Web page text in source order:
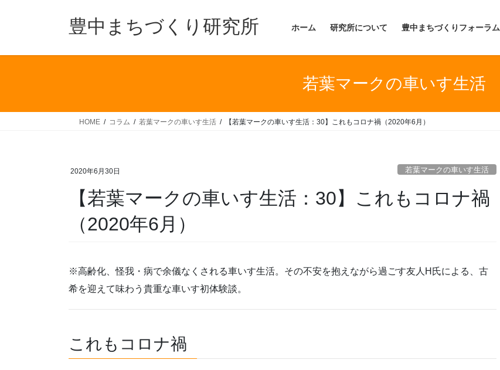
豊中まちづくり研究所 ホーム 研究所について 豊中まちづくりフォーラム
若葉マークの車いす生活
HOME コラム 若葉マークの車いす生活 【若葉マークの車いす生活：30】これもコロナ禍（2020年6月）
2020年6月30日 若葉マークの車いす生活
【若葉マークの車いす生活：30】これもコロナ禍
（2020年6月）
※高齢化、怪我・病で余儀なくされる車いす生活。その不安を抱えながら過ごす友人H氏による、古
希を迎えて味わう貴重な車いす初体験談。
これもコロナ禍